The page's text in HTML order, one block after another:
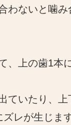
わないと噛み
、上の歯1本
ていたり、上
レが生じます